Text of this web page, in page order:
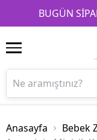
BUGÜN
Anasayfa Bebek